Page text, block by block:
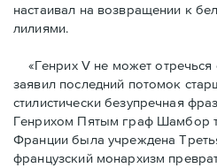
настаивал на возвращении к
лилиями.
«Генрих V не может отречься
заявил последний потомок
стилистически безупречная
Генрихом Пятым граф Шамбор
Франции была учреждена
французский монархизм